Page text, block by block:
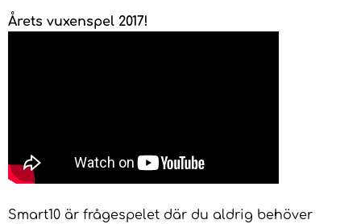
Årets vuxenspel 2017!
Smart10 är frågespelet där du aldrig behöver